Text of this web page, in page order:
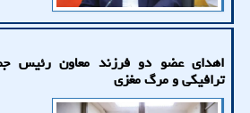
اهدای عضو دو فرزند معاون رئیس
ترافیکی و مرگ مغزی